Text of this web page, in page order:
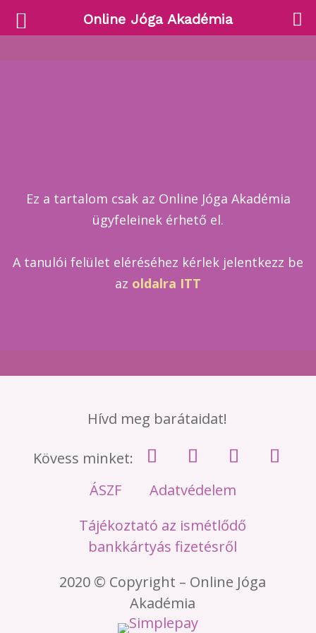
Ez a tartalom csak az Online Jóga Akadémia
ügyfeleinek érhető el.
A tanulói felület eléréséhez kérlek jelentkezz be
az oldalra ITT
Hívd meg barátaidat!
Kövess minket:
ÁSZF
Adatvédelem
Tájékoztató az ismétlődő
bankkártyás fizetésről
2020 © Copyright – Online Jóga
Akadémia
Online Jóga Akadémia